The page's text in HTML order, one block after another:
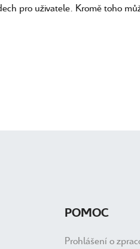
pro uživatele. Kromě toho
POMOC
Prohlášení o